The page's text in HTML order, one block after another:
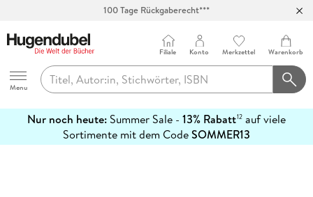
100 Tage Rückgaberecht***
Hugendubel
Menu
Filiale Konto Merkzettel Warenkorb
Nur noch heute: Summer Sale - 13% Rabatt12 auf viele
Sortimente mit dem CodeSOMMER13
erfahren